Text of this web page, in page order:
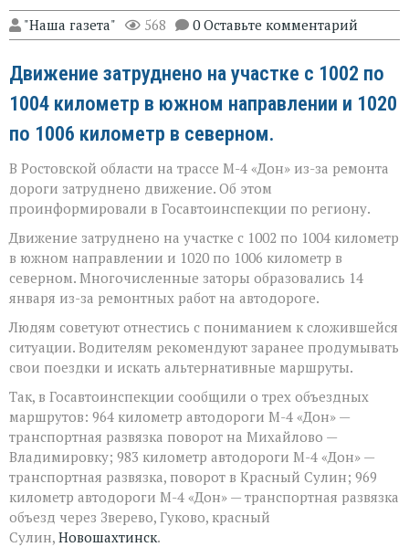
"Наша газета" 568 0 Оставьте комментарий
Движение затруднено на участке с 1002 по
1004 километр в южном направлении и 1020
по 1006 километр в северном.
В Ростовской области на трассе М-4 «Дон» из-за ремонта
дороги затруднено движение. Об этом
проинформировали в Госавтоинспекции по региону.
Движение затруднено на участке с 1002 по 1004 километр
в южном направлении и 1020 по 1006 километр в
северном. Многочисленные заторы образовались 14
января из-за ремонтных работ на автодороге.
Людям советуют отнестись с пониманием к сложившейся
ситуации. Водителям рекомендуют заранее продумывать
свои поездки и искать альтернативные маршруты.
Так, в Госавтоинспекции сообщили о трех объездных
маршрутов: 964 километр автодороги М-4 «Дон» —
транспортная развязка поворот на Михайлово —
Владимировку; 983 километр автодороги М-4 «Дон» —
транспортная развязка, поворот в Красный Сулин; 969
километр автодороги М-4 «Дон» — транспортная развязка
объезд через Зверево, Гуково, красный
Сулин, Новошахтинск.